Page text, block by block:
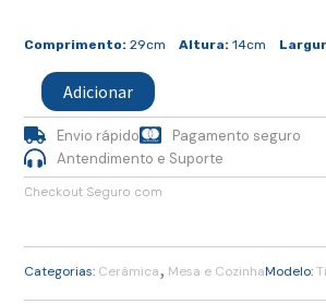
Comprimento: 29cm Altura: 14cm
Tigela
Grande
Adicionar
Envio rápido
Pagamento seguro
Antendimento e Suporte
Checkout Seguro com
Categorias: Cerâmica, Mesa e CozinhaModelo: